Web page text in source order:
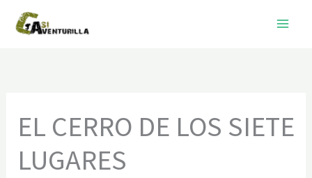
contenido
EL CERRO DE LOS SIETE
LUGARES